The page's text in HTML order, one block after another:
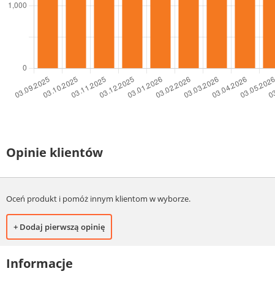
Opinie klientów
Oceń produkt i pomóż innym klientom w wyborze.
+ Dodaj pierwszą opinię
Informacje